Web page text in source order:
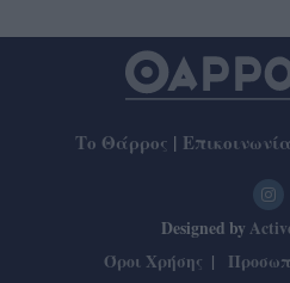
Το Θάρρος | Επικοινωνία
Designed by
Όροι Χρήσης